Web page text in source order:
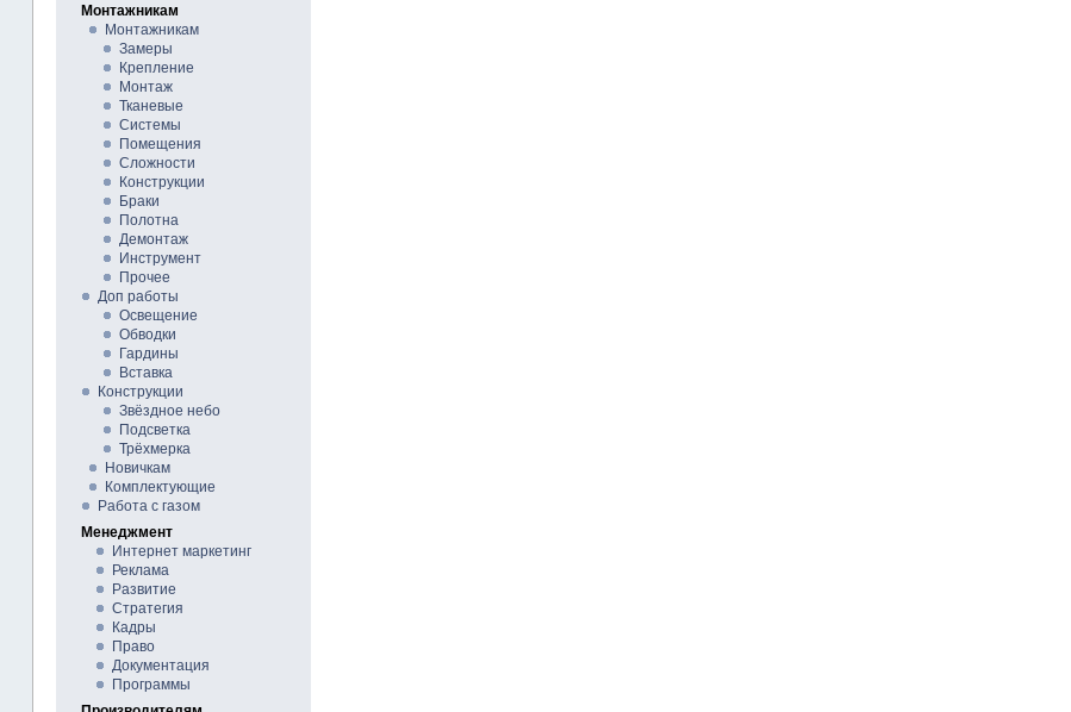
Монтажникам
Монтажникам
Замеры
Крепление
Монтаж
Тканевые
Системы
Помещения
Сложности
Конструкции
Браки
Полотна
Демонтаж
Инструмент
Прочее
Доп работы
Освещение
Обводки
Гардины
Вставка
Конструкции
Звёздное небо
Подсветка
Трёхмерка
Новичкам
Комплектующие
Работа с газом
Менеджмент
Интернет маркетинг
Реклама
Развитие
Стратегия
Кадры
Право
Документация
Программы